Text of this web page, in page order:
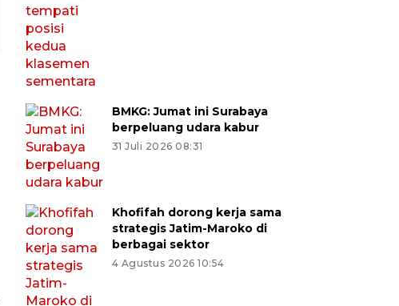
BMKG: Jumat ini Surabaya
berpeluang udara kabur
31 Juli 2026 08:31
Khofifah dorong kerja sama
strategis Jatim-Maroko di
berbagai sektor
4 Agustus 2026 10:54